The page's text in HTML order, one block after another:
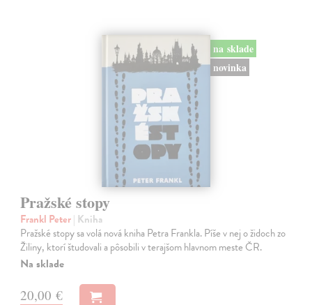
na sklade
novinka
Pražské stopy
Frankl Peter| Kniha
Pražské stopy sa volá nová kniha Petra Frankla. Píše v nej o židoch zo
Žiliny, ktorí študovali a pôsobili v terajšom hlavnom meste ČR.
Na sklade
20,00 €